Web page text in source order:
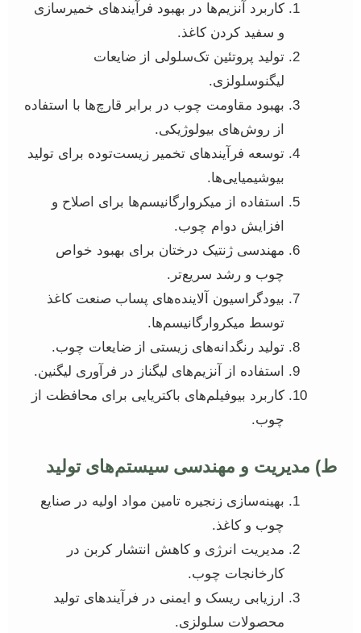
کاربرد آنزیم‌ها در بهبود فرآیندهای خمیرسازی
و سفید کردن کاغذ.
تولید پروتئین تک‌سلولی از ضایعات
لیگنوسلولزی.
بهبود مقاومت چوب در برابر قارچ‌ها با استفاده
از روش‌های بیولوژیکی.
توسعه فرآیندهای تخمیر زیست‌توده برای تولید
بیوشیمیایی‌ها.
استفاده از میکروارگانیسم‌ها برای اصلاح و
افزایش دوام چوب.
مهندسی ژنتیک درختان برای بهبود خواص
چوب و رشد سریع‌تر.
بیودگراسیون آلاینده‌های پساب صنعت کاغذ
توسط میکروارگانیسم‌ها.
تولید رنگدانه‌های زیستی از ضایعات چوب.
استفاده از آنزیم‌های لیگناز در فرآوری لیگنین.
کاربرد بیوفیلم‌های باکتریایی برای محافظت از
چوب.
ط) مدیریت و مهندسی سیستم‌های تولید
بهینه‌سازی زنجیره تامین مواد اولیه در صنایع
چوب و کاغذ.
مدیریت انرژی و کاهش انتشار کربن در
کارخانجات چوب.
ارزیابی ریسک و ایمنی در فرآیندهای تولید
محصولات سلولزی.